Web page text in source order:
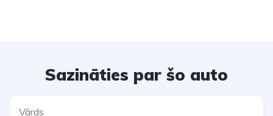
Sazināties par šo auto